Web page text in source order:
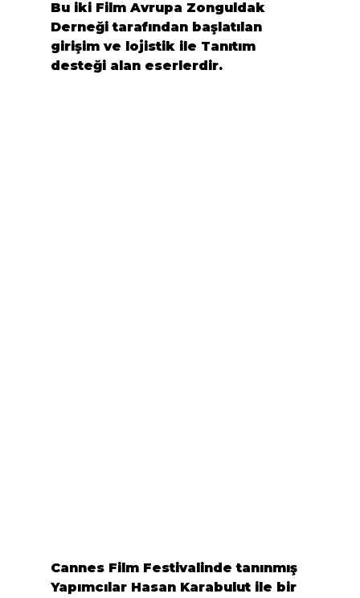
Bu iki Film Avrupa Zonguldak
Derneği tarafından başlatılan
girişim ve lojistik ile Tanıtım
desteği alan eserlerdir.
Cannes Film Festivalinde tanınmış
Yapımcılar Hasan Karabulut ile bir